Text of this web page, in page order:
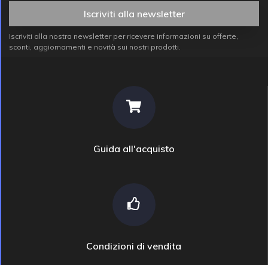
Iscriviti alla newsletter
Iscriviti alla nostra newsletter per ricevere informazioni su offerte,
sconti, aggiornamenti e novità sui nostri prodotti.
Guida all'acquisto
Condizioni di vendita